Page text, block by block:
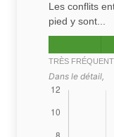
Les conflits
pied y sont...
TRÈS
Dans le détail,